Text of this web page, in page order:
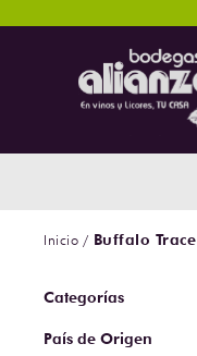
Buffalo Trace
País de Origen